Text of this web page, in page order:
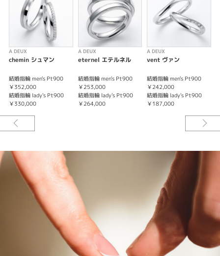
A DEUX
chemin シュマン
結婚指輪 men's Pt900
￥352,000
結婚指輪 lady's Pt900
￥330,000
A DEUX
eternel エテルネル
結婚指輪 men's Pt900
￥253,000
結婚指輪 lady's Pt900
￥264,000
A DEUX
vent ヴァン
結婚指輪 men's Pt900
￥242,000
結婚指輪 lady's Pt900
￥187,000